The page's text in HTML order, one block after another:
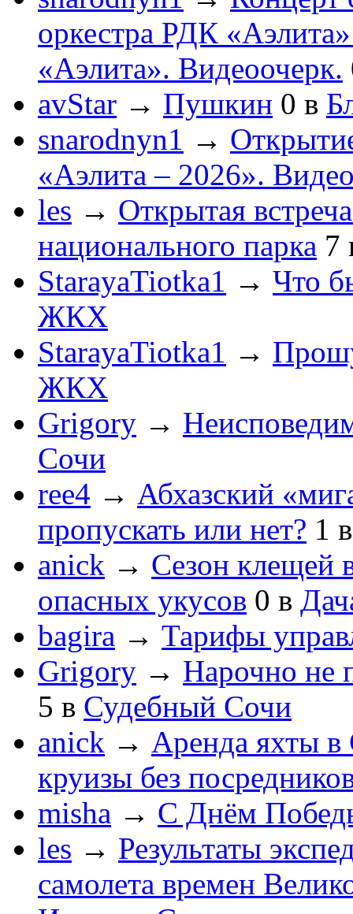
оркестра РДК
«Аэлита». Видеоочерк.
avStar → Пушкин 0 в
snarodnyn1 →
«Аэлита – 2026».
les → Открытая
национального парка 7
StarayaTiotka1 → Что
ЖКХ
StarayaTiotka1 →
ЖКХ
Grigory →
Сочи
ree4 → Абхазский
пропускать или нет? 1
anick → Сезон клещей
опасных укусов 0 в
bagira → Тарифы
Grigory → Нарочно не
5 в Судебный Сочи
anick → Аренда яхты в
круизы без
misha → С Днём
les → Результаты
самолета времен